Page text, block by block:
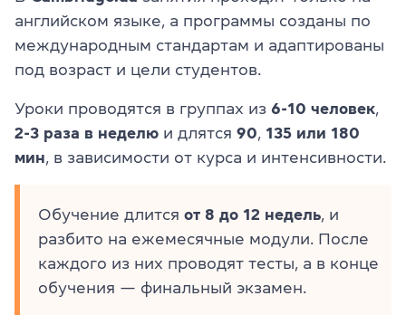
английском языке, а программы созданы по
международным стандартам и адаптированы
под возраст и цели студентов.
Уроки проводятся в группах из 6-10 человек,
2-3 раза в неделю и длятся 90, 135 или 180
мин, в зависимости от курса и интенсивности.
Обучение длится от 8 до 12 недель, и
разбито на ежемесячные модули. После
каждого из них проводят тесты, а в конце
обучения — финальный экзамен.